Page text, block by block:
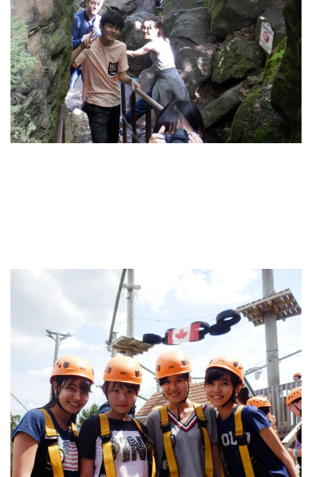
ご支援をお考えの方へ
同窓会
ENGLISHページ
個人情報保護への取り組み
このサイトについて
採用情報
地の塩、世の光（スクール・モットー）